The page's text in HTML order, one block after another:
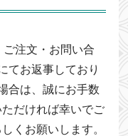
注文・お問い合
てお返事しており
合は、誠にお手数
だければ幸いでご
くお願いします。